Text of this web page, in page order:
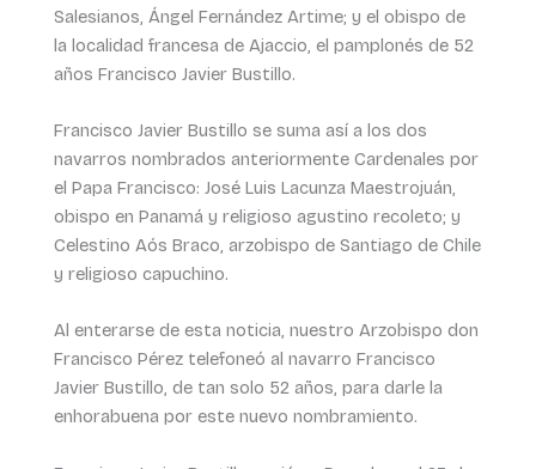
Salesianos, Ángel Fernández Artime; y el obispo de
la localidad francesa de Ajaccio, el pamplonés de 52
años Francisco Javier Bustillo.
Francisco Javier Bustillo se suma así a los dos
navarros nombrados anteriormente Cardenales por
el Papa Francisco: José Luis Lacunza Maestrojuán,
obispo en Panamá y religioso agustino recoleto; y
Celestino Aós Braco, arzobispo de Santiago de Chile
y religioso capuchino.
Al enterarse de esta noticia, nuestro Arzobispo don
Francisco Pérez telefoneó al navarro Francisco
Javier Bustillo, de tan solo 52 años, para darle la
enhorabuena por este nuevo nombramiento.